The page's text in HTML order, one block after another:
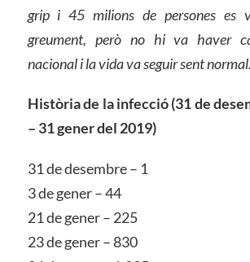
grip i 45 milions de persones es
greument, però no hi va haver
nacional i la vida va seguir sent
Història de la infecció (31 de
– 31 gener del 2019)
31 de desembre – 1
3 de gener – 44
21 de gener – 225
23 de gener – 830